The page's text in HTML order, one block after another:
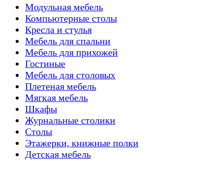
Модульная мебель
Компьютерные столы
Кресла и стулья
Мебель для спальни
Мебель для прихожей
Гостиные
Мебель для столовых
Плетеная мебель
Мягкая мебель
Шкафы
Журнальные столики
Столы
Этажерки, книжные полки
Детская мебель